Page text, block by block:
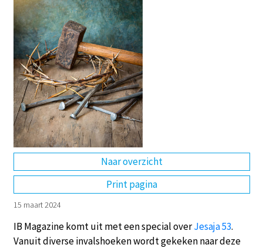
Naar overzicht
Print pagina
15 maart 2024
IB Magazine komt uit met een special overJesaja 53.
Vanuit diverse invalshoeken wordt gekeken naar deze
DE EN